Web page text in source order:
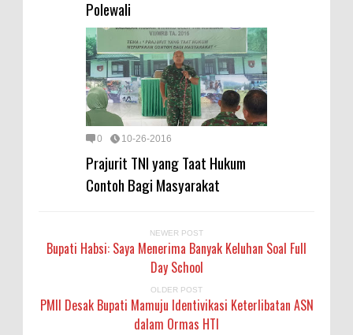
Polewali
0 10-26-2016
Prajurit TNI yang Taat Hukum
Contoh Bagi Masyarakat
NEWER POST
Bupati Habsi: Saya Menerima Banyak Keluhan Soal Full
Day School
OLDER POST
PMII Desak Bupati Mamuju Identivikasi Keterlibatan ASN
dalam Ormas HTI